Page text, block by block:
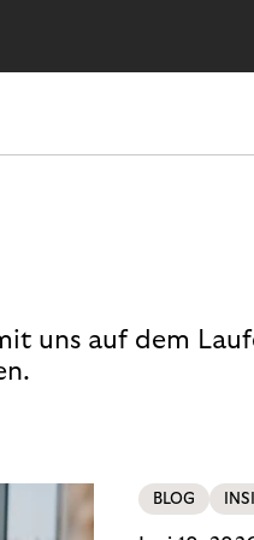
uns auf dem
BLOG